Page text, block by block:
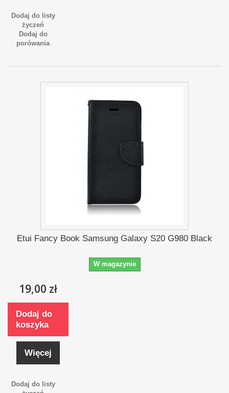
Dodaj do listy
życzeń
Dodaj do
porówania
Etui Fancy Book Samsung Galaxy S20 G980 Black
W magazynie
19,00 zł
Dodaj do
koszyka
Więcej
Dodaj do listy